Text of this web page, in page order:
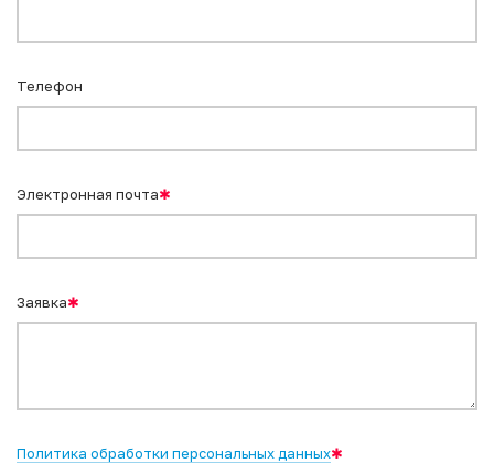
Телефон
Электронная почта✱
Заявка✱
Политика обработки персональных данных✱